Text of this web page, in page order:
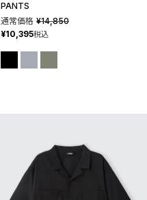
PANTS
通常価格 ¥14,850
¥10,395税込